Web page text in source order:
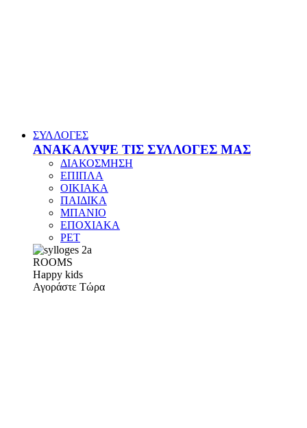
ΣΥΛΛΟΓΕΣ
ΑΝΑΚΑΛΥΨΕ ΤΙΣ ΣΥΛΛΟΓΕΣ ΜΑΣ
ΔΙΑΚΟΣΜΗΣΗ
ΕΠΙΠΛΑ
ΟΙΚΙΑΚΑ
ΠΑΙΔΙΚΑ
ΜΠΑΝΙΟ
ΕΠΟΧΙΑΚΑ
PET
ROOMS
Happy kids
Αγοράστε Τώρα